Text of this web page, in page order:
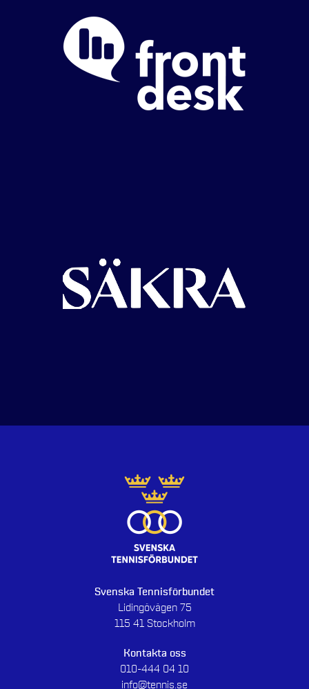
Svenska Tennisförbundet
Lidingövägen 75
115 41 Stockholm
Kontakta oss
010-444 04 10
info@tennis.se